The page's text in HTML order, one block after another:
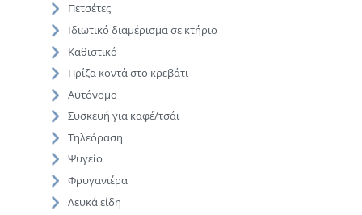
Πετσέτες
Ιδιωτικό διαμέρισμα σε κτήριο
Καθιστικό
Πρίζα κοντά στο κρεβάτι
Αυτόνομο
Συσκευή για καφέ/τσάι
Τηλεόραση
Ψυγείο
Φρυγανιέρα
Λευκά είδη